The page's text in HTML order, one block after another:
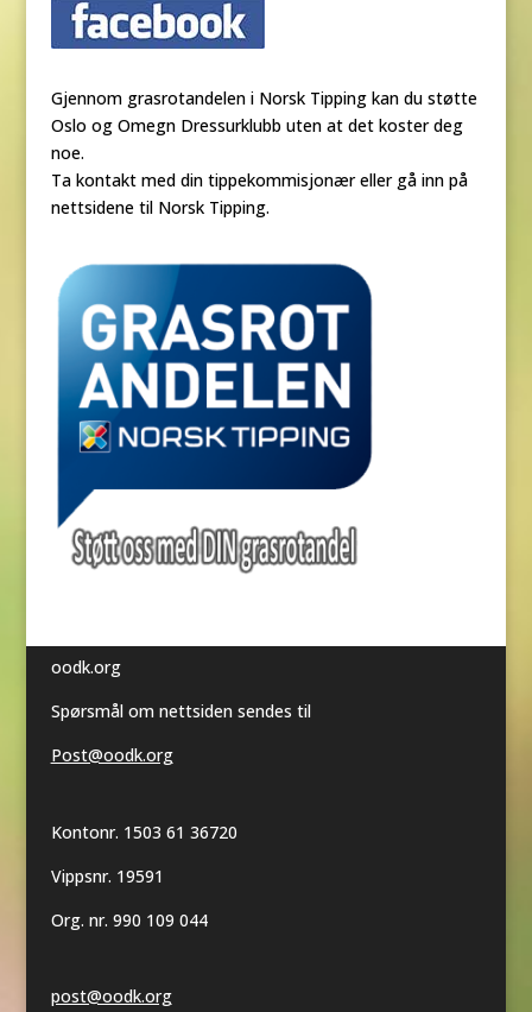
Gjennom grasrotandelen i Norsk Tipping kan du støtte
Oslo og Omegn Dressurklubb uten at det koster deg
noe.
Ta kontakt med din tippekommisjonær eller gå inn på
nettsidene til Norsk Tipping.
oodk.org
Spørsmål om nettsiden sendes til
Post@oodk.org
Kontonr. 1503 61 36720
Vippsnr. 19591
Org. nr. 990 109 044
post@oodk.org